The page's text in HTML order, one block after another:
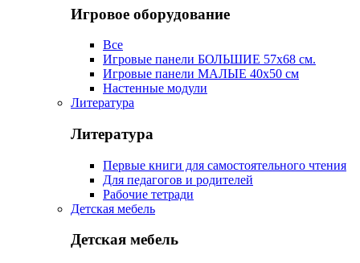
Игровое оборудование
Все
Игровые панели БОЛЬШИЕ 57х68 см.
Игровые панели МАЛЫЕ 40х50 см
Настенные модули
Литература
Литература
Первые книги для самостоятельного чтения
Для педагогов и родителей
Рабочие тетради
Детская мебель
Детская мебель